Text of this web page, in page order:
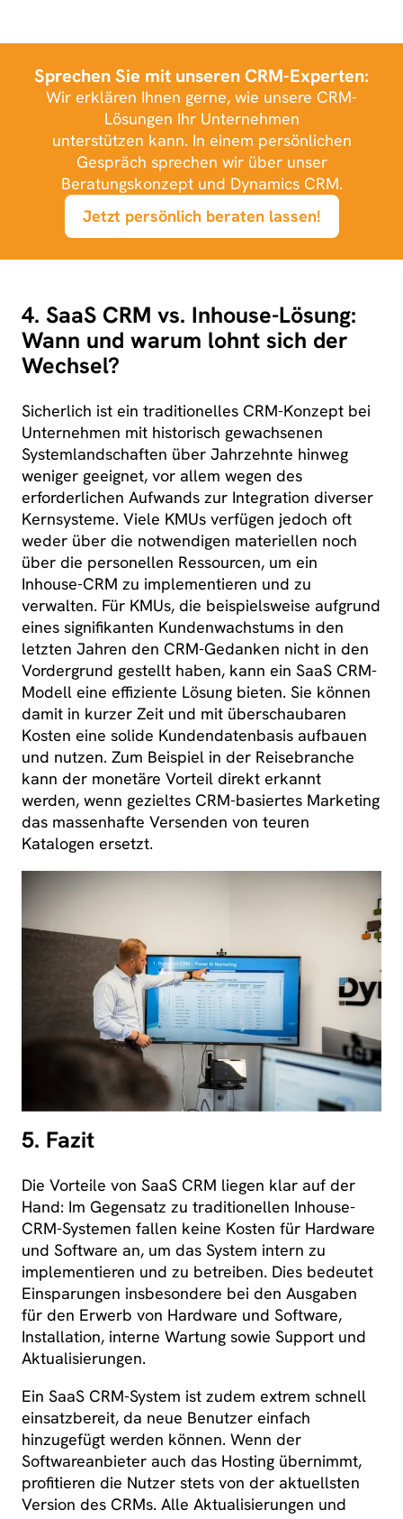
Sprechen Sie mit unseren CRM-Experten:
Wir erklären Ihnen gerne, wie unsere CRM-
Lösungen Ihr Unternehmen
unterstützen kann. In einem persönlichen
Gespräch sprechen wir über unser
Beratungskonzept und Dynamics CRM.
Jetzt persönlich beraten lassen!
4. SaaS CRM vs. Inhouse-Lösung:
Wann und warum lohnt sich der
Wechsel?
Sicherlich ist ein traditionelles CRM-Konzept bei
Unternehmen mit historisch gewachsenen
Systemlandschaften über Jahrzehnte hinweg
weniger geeignet, vor allem wegen des
erforderlichen Aufwands zur Integration diverser
Kernsysteme. Viele KMUs verfügen jedoch oft
weder über die notwendigen materiellen noch
über die personellen Ressourcen, um ein
Inhouse-CRM zu implementieren und zu
verwalten. Für KMUs, die beispielsweise aufgrund
eines signifikanten Kundenwachstums in den
letzten Jahren den CRM-Gedanken nicht in den
Vordergrund gestellt haben, kann ein SaaS CRM-
Modell eine effiziente Lösung bieten. Sie können
damit in kurzer Zeit und mit überschaubaren
Kosten eine solide Kundendatenbasis aufbauen
und nutzen. Zum Beispiel in der Reisebranche
kann der monetäre Vorteil direkt erkannt
werden, wenn gezieltes CRM-basiertes Marketing
das massenhafte Versenden von teuren
Katalogen ersetzt.
5. Fazit
Die Vorteile von SaaS CRM liegen klar auf der
Hand: Im Gegensatz zu traditionellen Inhouse-
CRM-Systemen fallen keine Kosten für Hardware
und Software an, um das System intern zu
implementieren und zu betreiben. Dies bedeutet
Einsparungen insbesondere bei den Ausgaben
für den Erwerb von Hardware und Software,
Installation, interne Wartung sowie Support und
Aktualisierungen.
Ein SaaS CRM-System ist zudem extrem schnell
einsatzbereit, da neue Benutzer einfach
hinzugefügt werden können. Wenn der
Softwareanbieter auch das Hosting übernimmt,
profitieren die Nutzer stets von der aktuellsten
Version des CRMs. Alle Aktualisierungen und